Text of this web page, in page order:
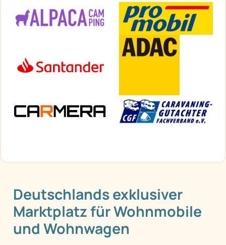
Deutschlands exklusiver
Marktplatz für Wohnmobile
und Wohnwagen